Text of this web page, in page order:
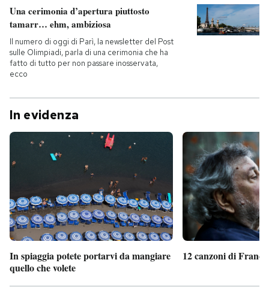
Una cerimonia d’apertura piuttosto
tamarr… ehm, ambiziosa
Il numero di oggi di Parì, la newsletter del Post
sulle Olimpiadi, parla di una cerimonia che ha
fatto di tutto per non passare inosservata,
ecco
In evidenza
In spiaggia potete portarvi da mangiare
quello che volete
12 canzoni di